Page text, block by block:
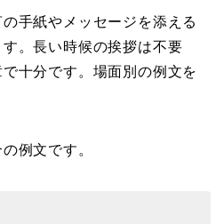
手紙やメッセージを添える
。長い時候の挨拶は不要
十分です。場面別の例文を
例文です。